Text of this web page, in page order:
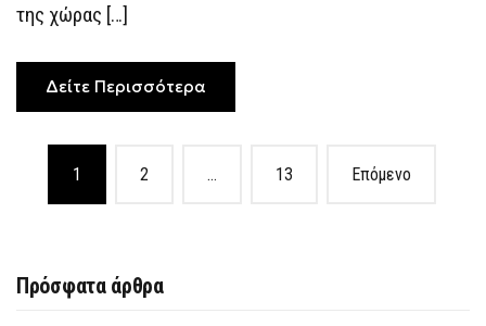
της χώρας […]
Δείτε Περισσότερα
Posts
navigation
1 2 … 13 Επόμενο
Πρόσφατα άρθρα